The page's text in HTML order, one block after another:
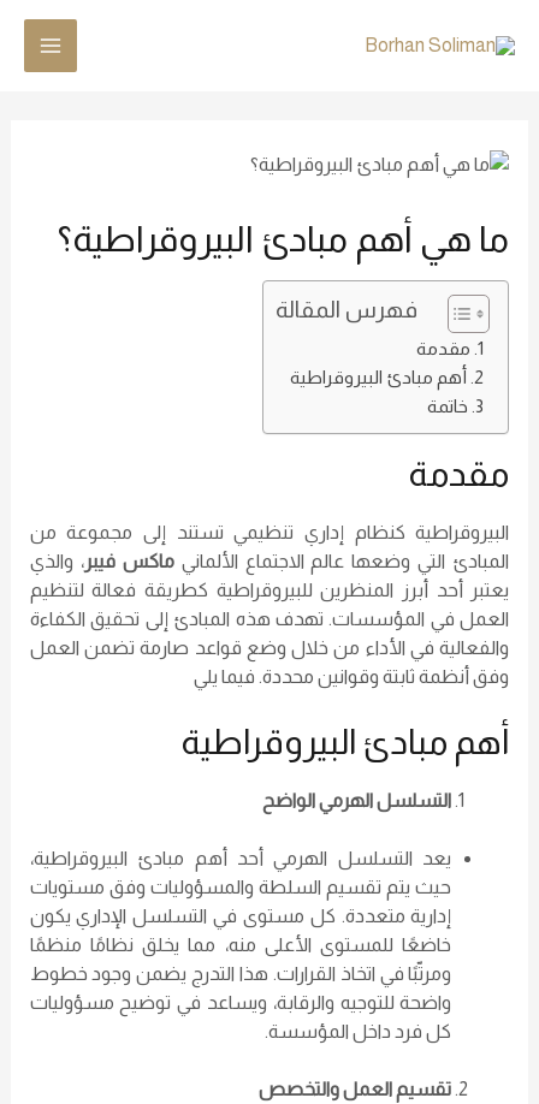
ما هي أهم مبادئ البيروقراطية؟
فهرس المقالة
مقدمة
أهم مبادئ البيروقراطية
خاتمة
مقدمة
البيروقراطية كنظام إداري تنظيمي تستند إلى مجموعة من
المبادئ التي وضعها عالم الاجتماع الألمانيماكس فيبر، والذي
يعتبر أحد أبرز المنظرين للبيروقراطية كطريقة فعالة لتنظيم
العمل في المؤسسات. تهدف هذه المبادئ إلى تحقيق الكفاءة
والفعالية في الأداء من خلال وضع قواعد صارمة تضمن العمل
وفق أنظمة ثابتة وقوانين محددة. فيما يلي
أهم مبادئ البيروقراطية
التسلسل الهرمي الواضح
يعد التسلسل الهرمي أحد أهم مبادئ البيروقراطية،
حيث يتم تقسيم السلطة والمسؤوليات وفق مستويات
إدارية متعددة. كل مستوى في التسلسل الإداري يكون
خاضعًا للمستوى الأعلى منه، مما يخلق نظامًا منظمًا
ومرتّبًا في اتخاذ القرارات. هذا التدرج يضمن وجود خطوط
واضحة للتوجيه والرقابة، ويساعد في توضيح مسؤوليات
كل فرد داخل المؤسسة.
تقسيم العمل والتخصص